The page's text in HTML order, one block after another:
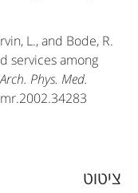
L., and Bode, R.
services among
Arch. Phys. Med.
A
ציטוט